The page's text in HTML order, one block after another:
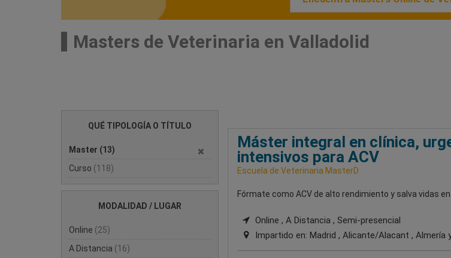
Masters de Veterinaria en Valladolid
QUÉ TIPOLOGÍA O TÍTULO
Master (13)
Curso (118)
MODALIDAD / LUGAR
Online (25)
A Distancia (16)
Máster integral en clínica,
intensivos para ACV
Escuela de Veterinaria MasterD
Fórmate como ACV de alto rendimiento y salva vidas
Online , A Distancia , Semi-presencial
Impartido en: Madrid , Alicante/Alacant , Almería